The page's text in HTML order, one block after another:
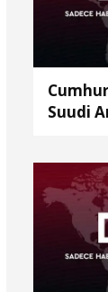
Suudi